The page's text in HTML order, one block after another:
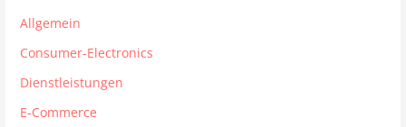
Allgemein
Consumer-Electronics
Dienstleistungen
E-Commerce